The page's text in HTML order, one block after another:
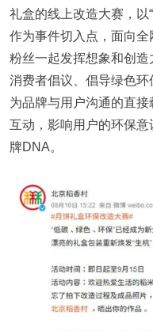
礼盒的线上改造大赛，以
作为事件切入点，面向
粉丝一起发挥想象和创
消费者倡议、倡导绿色
为品牌与用户沟通的直
互动，影响用户的环保
牌DNA。